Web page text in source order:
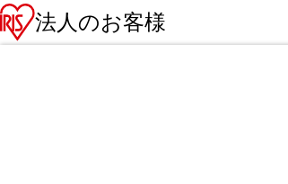
法人のお客様